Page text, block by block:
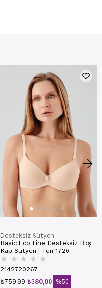
Desteksiz Sütyen
Basic Eco Line Desteksiz Boş
Kap Sütyen | Ten 1720
★ ★ ★ ★ ★
2142720267
₺380,00
₺759,99 %50